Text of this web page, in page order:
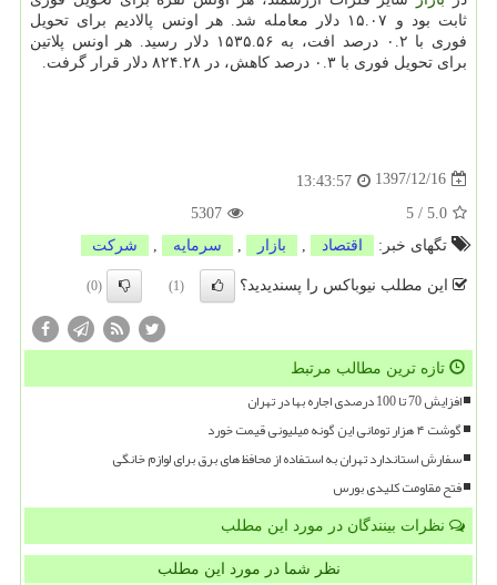
ثابت بود و ۱۵.۰۷ دلار معامله شد. هر اونس پالادیم برای تحویل
فوری با ۰.۲ درصد افت، به ۱۵۳۵.۵۶ دلار رسید. هر اونس پلاتین
برای تحویل فوری با ۰.۳ درصد كاهش، در ۸۲۴.۲۸ دلار قرار گرفت.
1397/12/16
13:43:57
5.0
/
5
5307
تگهای خبر:
اقتصاد بازار سرمایه شركت
این مطلب نیوباکس را پسندیدید؟ (1)
(0)
تازه ترین مطالب مرتبط
افزایش 70 تا 100 درصدی اجاره بها در تهران
گوشت ۴ هزار تومانی این گونه میلیونی قیمت خورد
سفارش استاندارد تهران به استفاده از محافظ های برق برای لوازم خانگی
فتح مقاومت کلیدی بورس
نظرات بینندگان در مورد این مطلب
نظر شما در مورد این مطلب